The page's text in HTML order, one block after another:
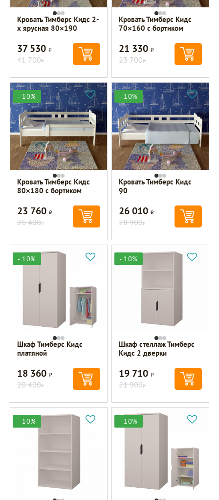
Кровать Тимберс Кидс 2-
х ярусная 80×190
37 530Р
41 700Р
Кровать Тимберс Кидс
70×160 с бортиком
21 330Р
23 700Р
- 10%
Кровать Тимберс Кидс
80×180 с бортиком
23 760Р
26 400Р
- 10%
Кровать Тимберс Кидс
90
26 010Р
28 900Р
- 10%
Шкаф Тимберс Кидс
платяной
18 360Р
20 400Р
- 10%
Шкаф стеллаж Тимберс
Кидс 2 дверки
19 710Р
21 900Р
- 10% - 10%